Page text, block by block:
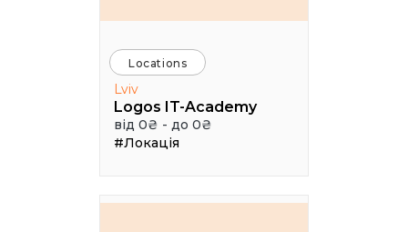
Locations
Lviv
Logos IT-Academy
від 0₴ - до 0₴
#Локація